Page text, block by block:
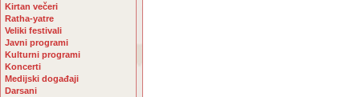
Kirtan večeri
Ratha-yatre
Veliki festivali
Javni programi
Kulturni programi
Koncerti
Medijski događaji
Darsani